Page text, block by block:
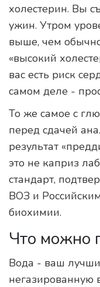
холестерин. Вы
ужин. Утром
выше, чем
«высокий
вас есть риск
самом деле -
То же самое с
перед сдачей
результат
это не каприз
стандарт,
ВОЗ и
биохимии.
Что можно
Вода - ваш
негазированную